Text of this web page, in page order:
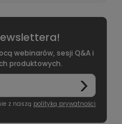
webinarów, sesji Q&A i
produktowych.
z naszą polityką prywatności